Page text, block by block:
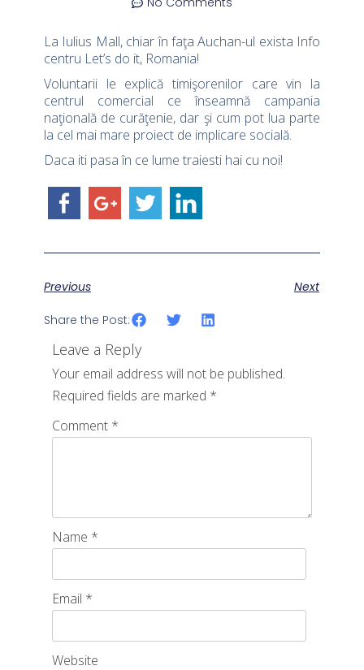
La Iulius Mall, chiar în faţa Auchan-ul exista Info
centru Let’s do it, Romania!
Voluntarii le explică timişorenilor care vin la
centrul comercial ce înseamnă campania
naţională de curăţenie, dar şi cum pot lua parte
la cel mai mare proiect de implicare socială.
Daca iti pasa în ce lume traiesti hai cu noi!
Previous Next
Share the Post:
Leave a Reply
Your email address will not be published.
Required fields are marked *
Comment *
Name *
Email *
Website